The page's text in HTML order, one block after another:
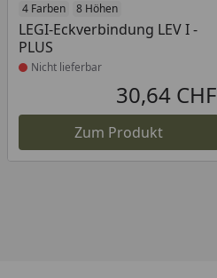
4 Farben 8 Höhen
LEGI-Eckverbindung LEV I -
PLUS
Produkt nicht lieferbar
Nicht lieferbar
30,64 CHF
Zum Produkt